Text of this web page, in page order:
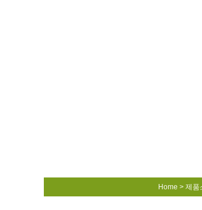
Home > 제품